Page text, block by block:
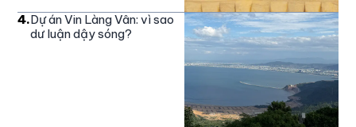
4.Dự án Vin Làng Vân: vì sao
dư luận dậy sóng?